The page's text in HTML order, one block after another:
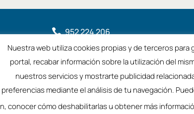
 952 224 206
 coamalaga@coamalaga.es
Aviso Legal
Nuestra web utiliza cookies propias y de terceros para
portal, recabar información sobre la utilización del
nuestros servicios y mostrarte publicidad
preferencias mediante el análisis de tu navegación.
conocer cómo deshabilitarlas u obtener más